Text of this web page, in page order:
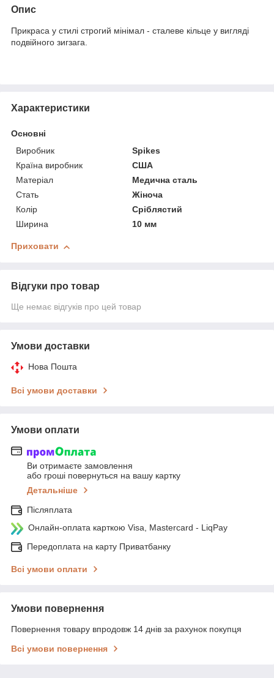
Опис
Прикраса у стилі строгий мінімал - сталеве кільце у вигляді
подвійного зигзага.
Характеристики
Основні
Виробник
Spikes
Країна виробник
США
Матеріал
Медична сталь
Стать
Жіноча
Колір
Сріблястий
Ширина
10 мм
Приховати
Відгуки про товар
Ще немає відгуків про цей товар
Умови доставки
Нова Пошта
Всі умови доставки
Умови оплати
Ви отримаєте замовлення
або гроші повернуться на вашу картку
Детальніше
Післяплата
Онлайн-оплата карткою Visa, Mastercard - LiqPay
Передоплата на карту Приватбанку
Всі умови оплати
Умови повернення
Повернення товару впродовж 14 днів за рахунок покупця
Всі умови повернення